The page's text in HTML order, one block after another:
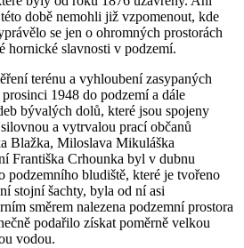
době nemohli již vzpomenout, kde
se jen o ohromných prostorách
hornické slavnosti v podzemí.
terénu a vyhloubení zasypaných
1948 do podzemí a dále
bývalých dolů, které jsou spojeny
a vytrvalou prací občanů
Blažka, Miloslava Mikuláška
Františka Crhounka byl v dubnu
podzemního bludiště, které je tvořeno
stojní šachty, byla od ní asi
směrem nalezena podzemní prostora
podařilo získat poměrně velkou
vodou.